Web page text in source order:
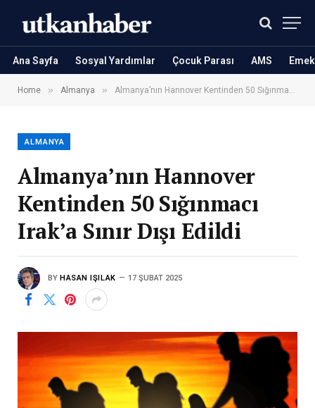
Ana Sayfa Sosyal Yardımlar Çocuk Parası AMS
Home » Almanya » Almanya’nın Hannover Kentinden 50 Sığınmacı Irak’a Sınır Dışı Edildi
ALMANYA
Almanya’nın Hannover
Kentinden 50 Sığınmacı
Irak’a Sınır Dışı Edildi
BY HASAN IŞILAK 17 ŞUBAT 2025